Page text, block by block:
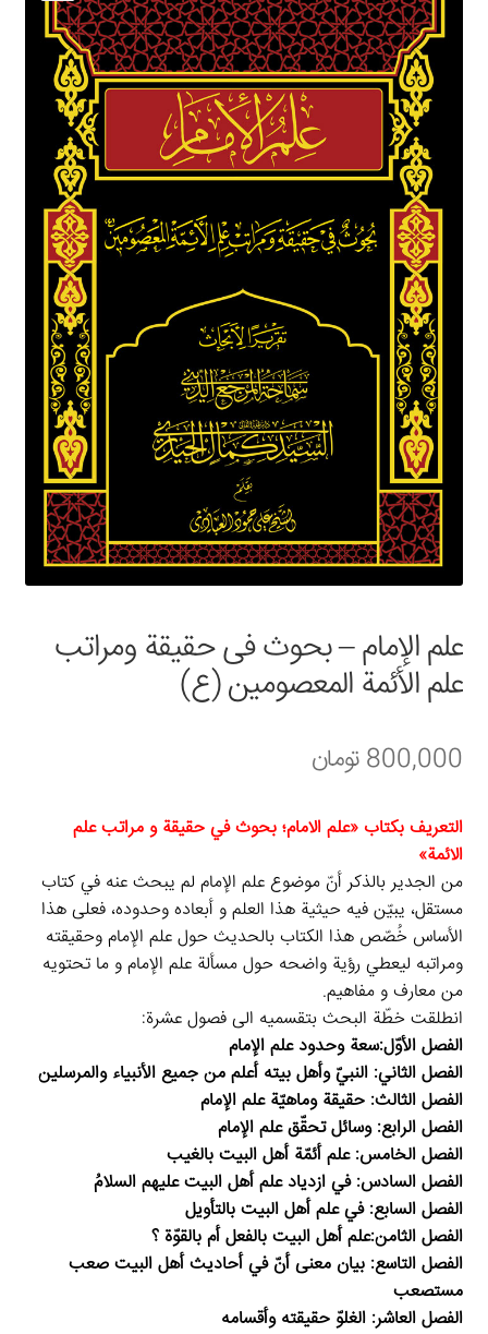
برگه نمونه
برگه نمونه
بلاگ
پرداخت
تماس با ما
ثبت شکایات
حساب کاربری من
درباره ما
سبد خرید
قوانین و مقررات
علم الإمام – بحوث فی حقیقة ومراتب
علم الأئمة المعصومین (ع)
800,000تومان
التعريف بكتاب «علم الامام؛ بحوث في حقيقة و مراتب علم
الائمة»
من الجدير بالذكر أنّ موضوع علم الإمام لم يبحث عنه في كتاب
مستقل، يبيّن فيه حيثية هذا العلم و أبعاده وحدوده، فعلى هذا
الأساس خُصّص هذا الكتاب بالحديث حول علم الإمام وحقيقته
ومراتبه ليعطي رؤية واضحه حول مسألة علم الإمام و ما تحتويه
من معارف و مفاهيم.
انطلقت خطّة البحث بتقسميه الى فصول عشرة:
الفصل الأوّل:سعة وحدود علم الإمام
الفصل الثاني: النبيّ وأهل بيته أعلم من جميع الأنبياء والمرسلين
الفصل الثالث: حقيقة وماهيّة علم الإمام
الفصل الرابع: وسائل تحقّق علم الإمام
الفصل الخامس: علم أئمّة أهل البيت بالغيب
الفصل السادس: في ازدياد علم أهل البيت عليهم السلامُ
الفصل السابع: في علم أهل البيت بالتأويل
الفصل الثامن:علم أهل البيت بالفعل أم بالقوّة ؟
الفصل التاسع: بيان معنى أنّ في أحاديث أهل البيت صعب
مستصعب
الفصل العاشر: الغلوّ حقيقته وأقسامه